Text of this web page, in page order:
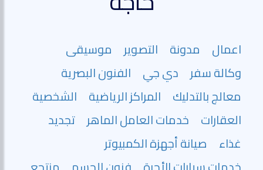
اعمال مدونة التصوير موسيقى
وكالة سفر دي جي الفنون البصرية
معالج بالتدليك المراكز الرياضية الشخصية
العقارات خدمات العامل الماهر تجديد
غذاء
صيانة أجهزة الكمبيوتر